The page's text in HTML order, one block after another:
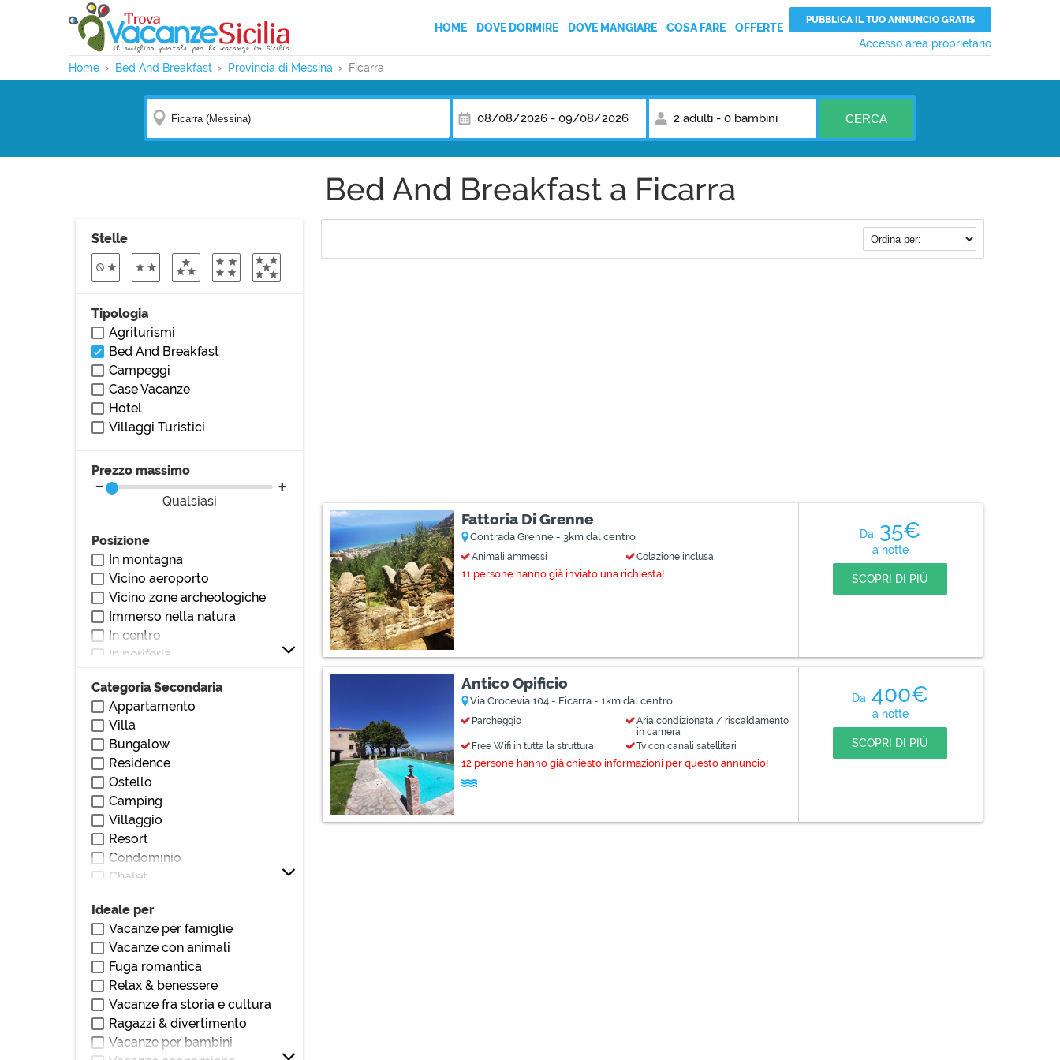
HOME DOVE DORMIRE
CASE VACANZA
HOTEL
DOVE MANGIARE COSA FARE
OFFERTE
Accesso area proprietario
PUBBLICA IL TUO ANNUNCIO GRATIS
Home Bed And Breakfast Provincia di Messina Ficarra
08/08/2026- 09/08/2026 2 adulti -0 bambini CERCA
Bed And Breakfast a Ficarra
Fattoria Di Grenne
Contrada Grenne - 3km dal centro
Animali ammessi Colazione inclusa
11 persone hanno già inviato una richiesta!
Da 35€
a notte
SCOPRI DI PIÙ
Antico Opificio
Via Crocevia 104 - Ficarra - 1km dal centro
Parcheggio
Aria condizionata / riscaldamento
in camera
Free Wifi in tutta la struttura
Tv con canali satellitari
12 persone hanno già chiesto informazioni per questo annuncio!
Da 400€
a notte
SCOPRI DI PIÙ
Stelle
Tipologia
Agriturismi
Bed And Breakfast
Campeggi
Case Vacanze
Hotel
Villaggi Turistici
Prezzo massimo
Qualsiasi
Posizione
In montagna
Vicino aeroporto
Vicino zone archeologiche
Immerso nella natura
In centro
In periferia
Vicino al lago
Vicino stazione
Vicino parchi/giardini
Vicino bar/ristoranti
Vicino club/discoteche
Vicino stadio
Vicino ospedali/cliniche
Vicino monumenti/zone di
interesse
Vicino università
Vicino centri commerciali
Vicino teatri/cinema
Categoria Secondaria
Appartamento
Villa
Bungalow
Residence
Ostello
Camping
Villaggio
Resort
Condominio
Chalet
Loft
Villetta a schiera
Dormitorio
Affittacamere
Locanda
Pensione
Dimora storica
Masseria
Ideale per
Vacanze per famiglie
Vacanze con animali
Fuga romantica
Relax & benessere
Vacanze fra storia e cultura
Ragazzi & divertimento
Vacanze per bambini